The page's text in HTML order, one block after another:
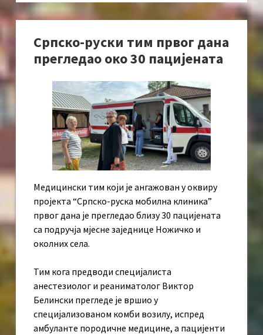
Српско-руски тим првог дана
прегледао око 30 пацијената
Медицински тим који је ангажован у оквиру
пројекта “Српско-руска мобилна клиника”
првог дана је прегледао близу 30 пацијената
са подручја мјесне заједнице Ножичко и
околних села.
Тим кога предводи специјалиста
анестезиолог и реаниматолог Виктор
Белински прегледе је вршио у
специјализованом комби возилу, испред
амбуланте породичне медицине, а пацијенти